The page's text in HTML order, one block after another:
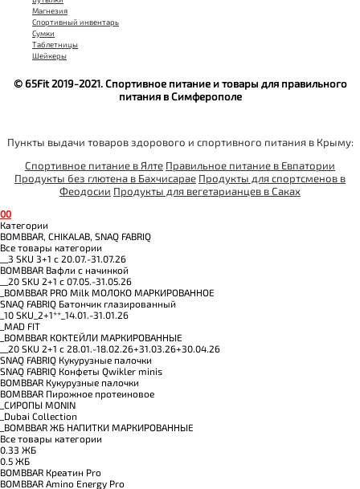
Магнезия
Спортивный инвентарь
Сумки
Таблетницы
Шейкеры
© 65Fit 2019-2021. Спортивное питание и товары для правильного
питания в Симферополе
Пункты выдачи товаров здорового и спортивного питания в Крыму:
Спортивное питание в Ялте Правильное питание в Евпатории
Продукты без глютена в Бахчисарае Продукты для спортсменов в
Феодосии Продукты для вегетарианцев в Саках
00
Категории
BOMBBAR, CHIKALAB, SNAQ FABRIQ
Все товары категории
__3 SKU 3+1 с 20.07.-31.07.26
BOMBBAR Вафли с начинкой
__20 SKU 2+1 с 07.05.-31.05.26
_BOMBBAR PRO Milk МОЛОКО МАРКИРОВАННОЕ
SNAQ FABRIQ Батончик глазированный
_10 SKU_2+1**_14.01.-31.01.26
_MAD FIT
_BOMBBAR КОКТЕЙЛИ МАРКИРОВАННЫЕ
__20 SKU 2+1 с 28.01.-18.02.26+31.03.26+30.04.26
SNAQ FABRIQ Кукурузные палочки
SNAQ FABRIQ Конфеты Qwikler minis
BOMBBAR Кукурузные палочки
BOMBBAR Пирожное протеиновое
_CИРОПЫ MONIN
_Dubai Collection
_BOMBBAR ЖБ НАПИТКИ МАРКИРОВАННЫЕ
Все товары категории
0.33 ЖБ
0.5 ЖБ
BOMBBAR Креатин Pro
BOMBBAR Amino Energy Pro